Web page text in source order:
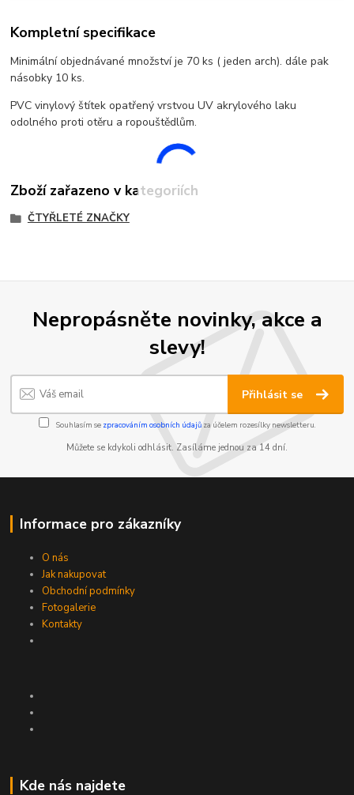
Kompletní specifikace
Minimální objednávané množství je 70 ks ( jeden arch). dále pak
násobky 10 ks.
PVC vinylový štítek opatřený vrstvou UV akrylového laku
odolného proti otěru a ropouštědlům.
Zboží zařazeno v kategoriích
ČTYŘLETÉ ZNAČKY
Nepropásněte novinky, akce a
slevy!
Přihlásit se
Souhlasím se zpracováním osobních údajůza účelem rozesílky newsletteru.
Můžete se kdykoli odhlásit. Zasíláme jednou za 14 dní.
Informace pro zákazníky
O nás
Jak nakupovat
Obchodní podmínky
Fotogalerie
Kontakty
Kde nás najdete